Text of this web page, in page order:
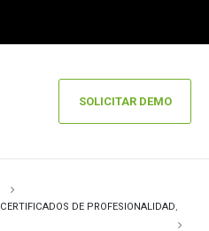
SOLICITAR DEMO
CERTIFICADOS DE PROFESIONALIDAD,